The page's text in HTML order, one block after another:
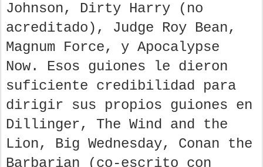
Johnson, Dirty Harry (no
acreditado), Judge Roy Bean,
Magnum Force, y Apocalypse
Now. Esos guiones le dieron
suficiente credibilidad para
dirigir sus propios guiones en
Dillinger, The Wind and the
Lion, Big Wednesday, Conan the
Barbarian (co-escrito con